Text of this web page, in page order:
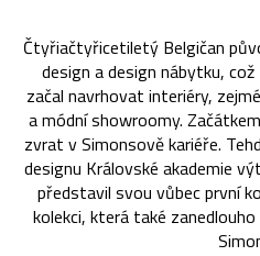
Čtyřiačtyřicetiletý Belgičan
design a design nábytku,
začal navrhovat interiéry,
a módní showroomy.
zvrat v Simonsově kariéře.
designu Královské akademie
představil svou vůbec první
kolekci, která také